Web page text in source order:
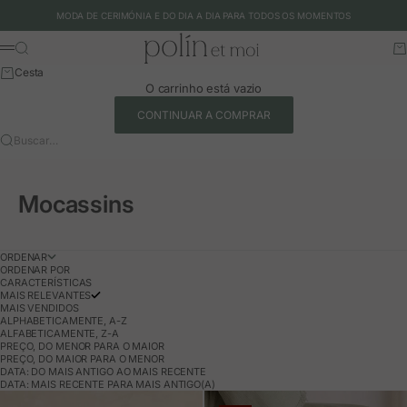
MODA DE CERIMÓNIA E DO DIA A DIA PARA TODOS OS MOMENTOS
Polín et moi - EU
Menu
Buscar
Cesta
O carrinho está vazio
CONTINUAR A COMPRAR
Buscar…
Mocassins
ORDENAR
ORDENAR POR
CARACTERÍSTICAS
MAIS RELEVANTES
MAIS VENDIDOS
ALPHABETICAMENTE, A-Z
ALFABETICAMENTE, Z-A
PREÇO, DO MENOR PARA O MAIOR
PREÇO, DO MAIOR PARA O MENOR
DATA: DO MAIS ANTIGO AO MAIS RECENTE
DATA: MAIS RECENTE PARA MAIS ANTIGO(A)